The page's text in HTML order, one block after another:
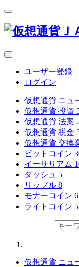
ユーザー登録
ログイン
仮想通貨 ニュ
仮想通貨 投資
仮想通貨 法案
仮想通貨 税金
仮想通貨 交換
ビットコイン
イーサリアム
ダッシュ 5
リップル 8
モナーコイン 6
ライトコイン 5
仮想通貨 ニュ